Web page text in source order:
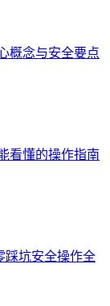
概念与安全要点
看懂的操作指南
踩坑安全操作全